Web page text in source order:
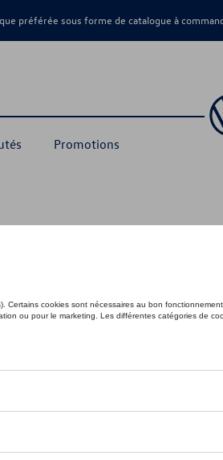
préférée sous forme de catalogue à
Promotions
Metallic / usiné
Moins de 5 pcs disponibles.
Contactez